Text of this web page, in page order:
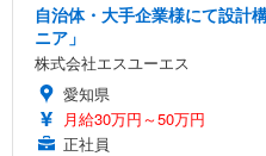
自治体・大手企業様にて設計
ニア」
株式会社エスユーエス
愛知県
月給30万円～50万円
正社員